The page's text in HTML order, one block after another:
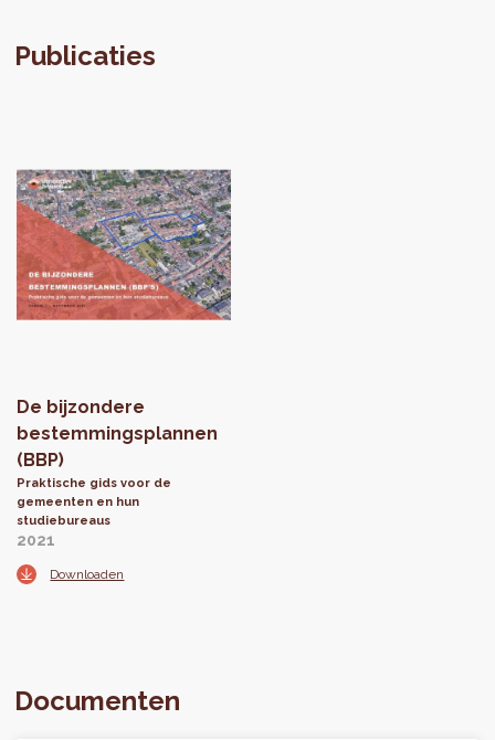
Publicaties
De bijzondere
bestemmingsplannen
(BBP)
Praktische gids voor de
gemeenten en hun
studiebureaus
2021
Downloaden
Documenten